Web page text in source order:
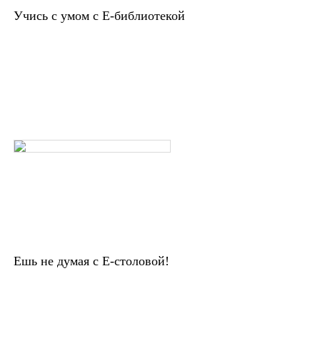
Учись с умом с Е-библиотекой
Ешь не думая с Е-столовой!